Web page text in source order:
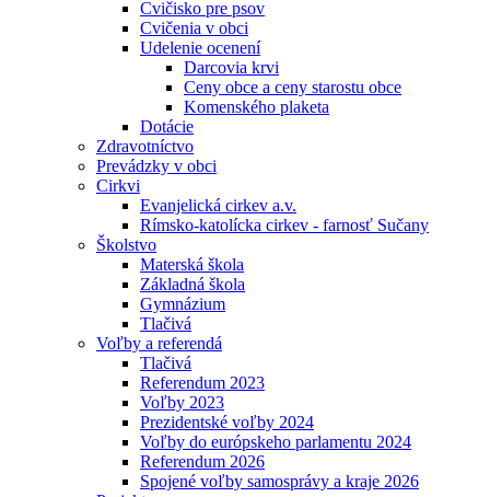
Cvičisko pre psov
Cvičenia v obci
Udelenie ocenení
Darcovia krvi
Ceny obce a ceny starostu obce
Komenského plaketa
Dotácie
Zdravotníctvo
Prevádzky v obci
Cirkvi
Evanjelická cirkev a.v.
Rímsko-katolícka cirkev - farnosť Sučany
Školstvo
Materská škola
Základná škola
Gymnázium
Tlačivá
Voľby a referendá
Tlačivá
Referendum 2023
Voľby 2023
Prezidentské voľby 2024
Voľby do európskeho parlamentu 2024
Referendum 2026
Spojené voľby samosprávy a kraje 2026